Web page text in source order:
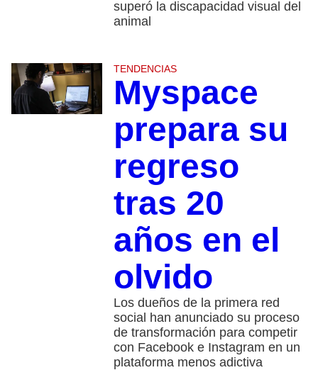
superó la discapacidad visual del
animal
TENDENCIAS
Myspace
prepara su
regreso
tras 20
años en el
olvido
Los dueños de la primera red
social han anunciado su proceso
de transformación para competir
con Facebook e Instagram en un
plataforma menos adictiva